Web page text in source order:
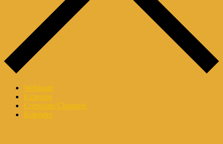
Webinare
Experten
Corporate Channels
Kalender